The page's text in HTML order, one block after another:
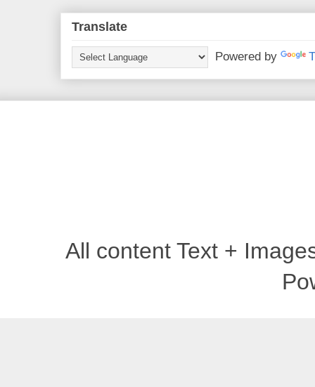
Translate
Powered by
All content Text +